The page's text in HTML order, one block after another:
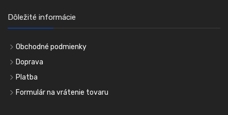
Dôležité informácie
Obchodné podmienky
Doprava
Platba
Formulár na vrátenie tovaru